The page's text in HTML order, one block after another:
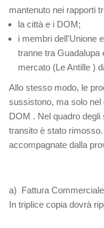
mantenuto nei rapporti
la città e i DOM;
i membri dell'Unione
tranne tra Guadalupa
mercato (Le Antille )
Allo stesso modo, le
sussistono, ma solo
DOM . Nel quadro
transito è stato
accompagnate dalla
a) Fattura Commerciale
In triplice copia dovrà